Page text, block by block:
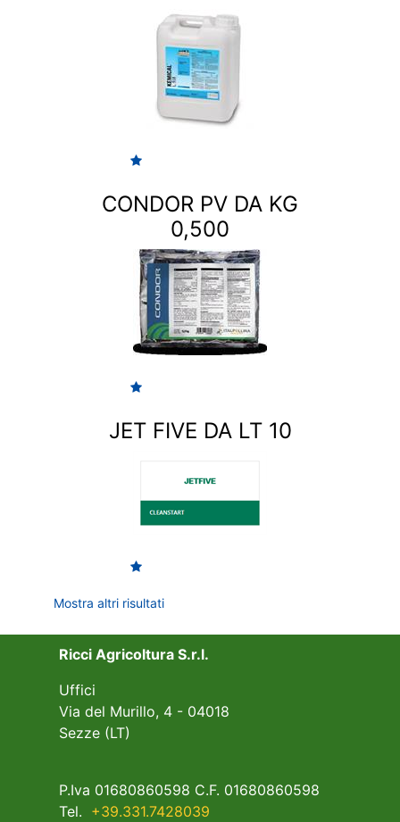
CONDOR PV DA KG
0,500
JET FIVE DA LT 10
Mostra altri risultati
Ricci Agricoltura S.r.l.
Uffici
Via del Murillo, 4 - 04018
Sezze (LT)
P.Iva 01680860598 C.F. 01680860598
Tel. +39.331.7428039